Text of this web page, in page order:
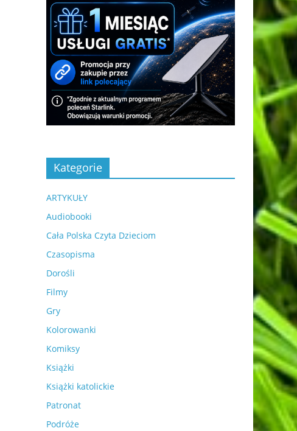
Kategorie
ARTYKUŁY
Audiobooki
Cała Polska Czyta Dzieciom
Czasopisma
Dorośli
Filmy
Gry
Kolorowanki
Komiksy
Książki
Książki katolickie
Patronat
Podróże